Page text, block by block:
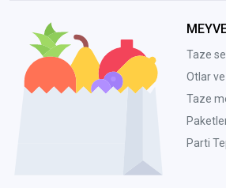
Taze
Otlar
Taze
Parti